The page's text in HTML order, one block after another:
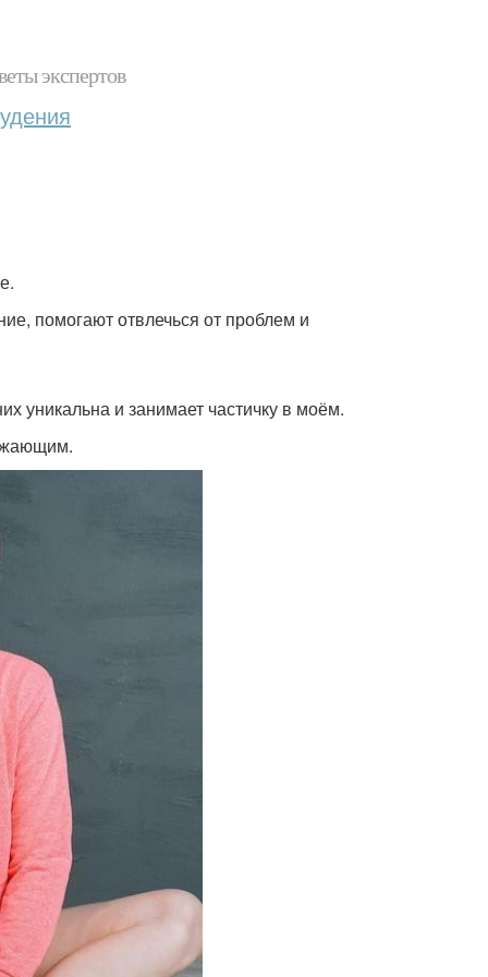
экспертов
помогают отвлечься от проблем и
уникальна и занимает частичку в моём.